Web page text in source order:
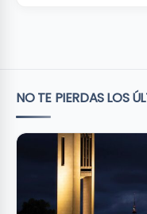
NO TE PIERDAS LOS